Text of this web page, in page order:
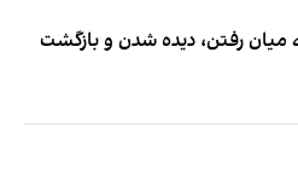
میان رفتن، دیده شدن و بازگشت